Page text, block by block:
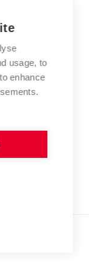
students
usage, to
enhance